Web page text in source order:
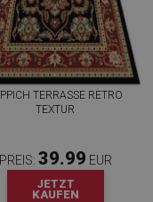
TERRASSE RETRO
TEXTUR
PREIS: 39.99 EUR
JETZT
KAUFEN